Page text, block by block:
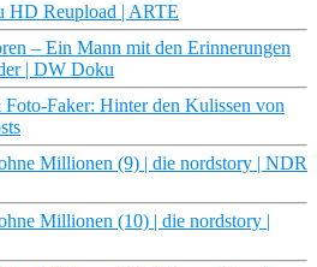
HD Reupload | ARTE
– Ein Mann mit den Erinnerungen
| DW Doku
Foto-Faker: Hinter den Kulissen von
Millionen (9) | die nordstory | NDR
Millionen (10) | die nordstory |